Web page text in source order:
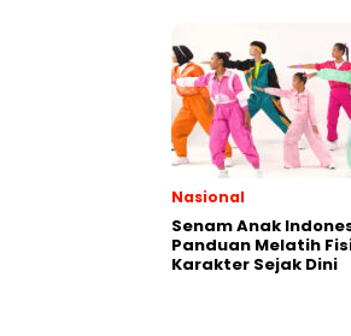
Nasional
Senam Anak
Panduan Melatih
Karakter Sejak Dini